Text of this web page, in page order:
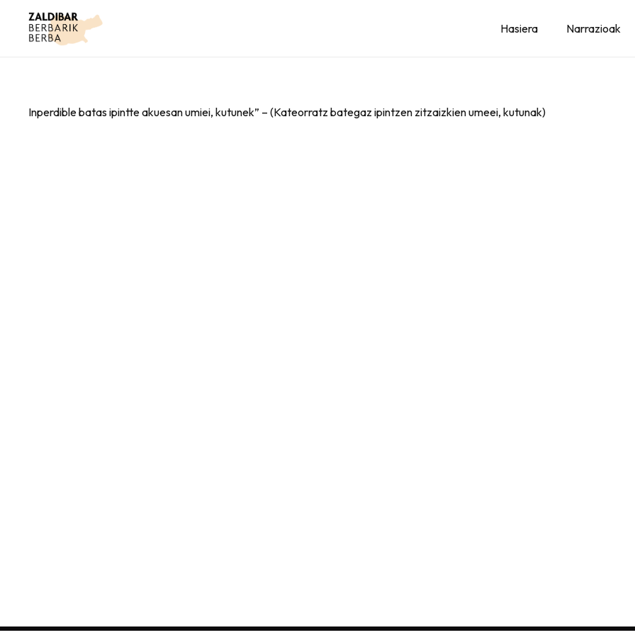
Hasiera Narrazioak
Inperdible batas ipintte akuesan umiei, kutunek” – (Kateorratz bategaz ipintzen zitzaizkien umeei, kutunak)